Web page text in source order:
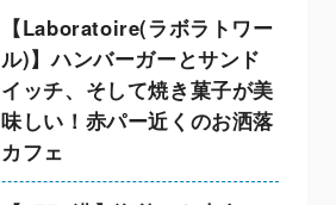
【Laboratoire(ラボラトワー
ル)】ハンバーガーとサンド
イッチ、そして焼き菓子が美
味しい！赤パー近くのお洒落
カフェ